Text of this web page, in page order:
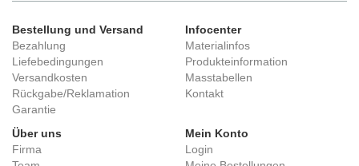
Bestellung und Versand
Bezahlung
Liefebedingungen
Versandkosten
Rückgabe/Reklamation
Garantie
Infocenter
Materialinfos
Produkteinformation
Masstabellen
Kontakt
Über uns
Firma
Mein Konto
Login